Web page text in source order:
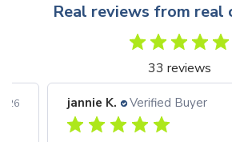
Real reviews from real
33 reviews
26 jannie K. Verified Buyer